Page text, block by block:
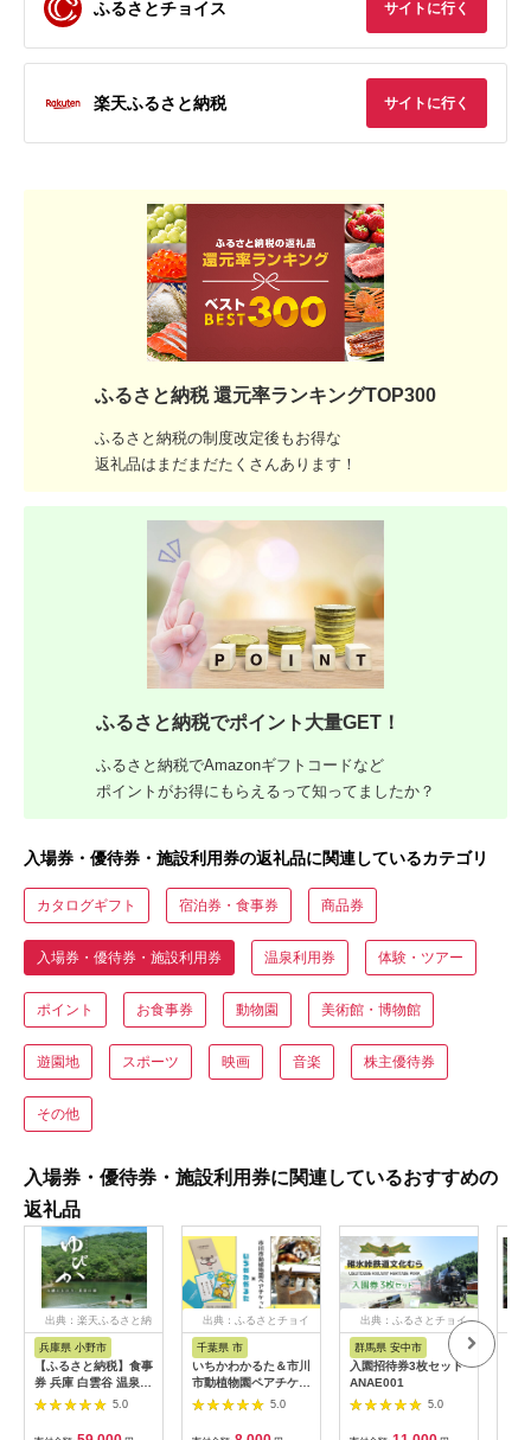
ふるさとチョイス サイトに行く
楽天ふるさと納税 サイトに行く
ふるさと納税 還元率ランキングTOP300
ふるさと納税の制度改定後もお得な
返礼品はまだまだたくさんあります！
ふるさと納税でポイント大量GET！
ふるさと納税でAmazonギフトコードなど
ポイントがお得にもらえるって知ってましたか？
入場券・優待券・施設利用券の返礼品に関連しているカテゴリ
カタログギフト 宿泊券・食事券 商品券
入場券・優待券・施設利用券 温泉利用券 体験・ツアー
ポイント お食事券 動物園 美術館・博物館
遊園地 スポーツ 映画 音楽 株主優待券
その他
入場券・優待券・施設利用券に関連しているおすすめの
返礼品
出典：楽天ふるさと納
兵庫県 小野市
【ふるさと納税】食事
券 兵庫 白雲谷 温泉
ゆぴか 入浴券 10枚＋
お食事券 (1,000円)
10枚 セット 旅行 旅
5.0
出典：ふるさとチョイ
千葉県 市
いちかわかるた＆市川
市動植物園ペアチケッ
ト 【12203-0196】
5.0
出典：ふるさとチョイ
群馬県 安中市
入園招待券3枚セット
ANAE001
5.0